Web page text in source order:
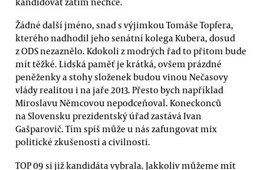
Žádné další jméno, snad s výjimkou Tomáše Topfera,
kterého nadhodil jeho senátní kolega Kubera, dosud
z ODS nezaznělo. Kdokoli z modrých řad to přitom bude
mít těžké. Lidská paměť je krátká, ovšem prázdné
peněženky a stohy složenek budou vinou Nečasovy
vlády realitou i na jaře 2013. Přesto bych například
Miroslavu Němcovou nepodceňoval. Koneckonců
na Slovensku prezidentský úřad zastává Ivan
Gašparovič. Tím spíš může u nás zafungovat mix
politické zkušenosti a civilnosti.
TOP 09 si již kandidáta vybrala. Jakkoliv můžeme mít